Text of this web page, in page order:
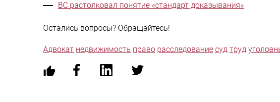
ВС растолковал понятие «стандарт доказывания»
Остались вопросы? Обращайтесь!
Адвокат недвижимость право расследование суд труд